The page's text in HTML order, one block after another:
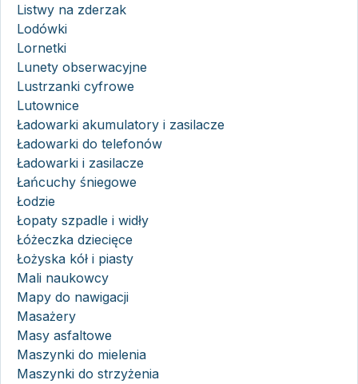
Listwy na zderzak
Lodówki
Lornetki
Lunety obserwacyjne
Lustrzanki cyfrowe
Lutownice
Ładowarki akumulatory i zasilacze
Ładowarki do telefonów
Ładowarki i zasilacze
Łańcuchy śniegowe
Łodzie
Łopaty szpadle i widły
Łóżeczka dziecięce
Łożyska kół i piasty
Mali naukowcy
Mapy do nawigacji
Masażery
Masy asfaltowe
Maszynki do mielenia
Maszynki do strzyżenia